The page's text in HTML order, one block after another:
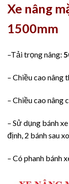
Xe nâng
1500mm
–Tải trọng nâng:
– Chiều cao nâng
– Chiều cao nâng
– Sử dụng bánh
định, 2 bánh sau
– Có phanh bánh